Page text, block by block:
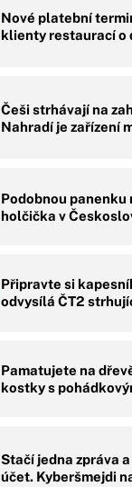
Nové platební
klienty restaurací
Češi strhávají na
Nahradí je zařízení
Podobnou panenku
holčička v
Připravte si
odvysílá ČT2
Pamatujete na
kostky s
Stačí jedna zpráva
účet. Kyberšmejdi